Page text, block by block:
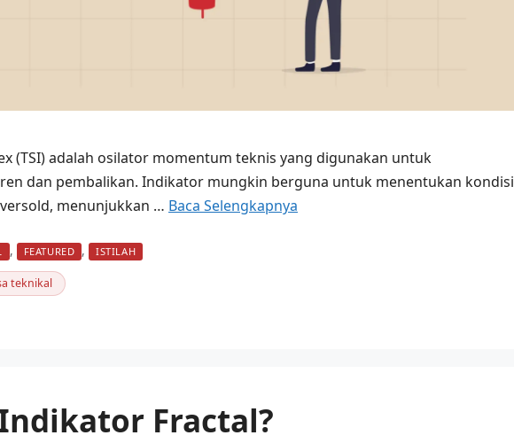
(TSI) adalah osilator momentum teknis yang digunakan untuk
dan pembalikan. Indikator mungkin berguna untuk menentukan kondisi
menunjukkan … Baca Selengkapnya
, FEATURED , ISTILAH
teknikal
Fractal?